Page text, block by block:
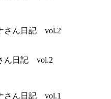
ん日記 vol.2